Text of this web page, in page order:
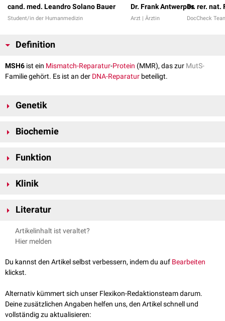
cand. med. Leandro Solano Bauer
Student/in der Humanmedizin
Dr. Frank Antwerpes
Arzt | Ärztin
Dr. rer. nat.
DocCheck
Definition
MSH6 ist ein Mismatch-Reparatur-Protein (MMR), das zur MutS-
Familie gehört. Es ist an der DNA-Reparatur beteiligt.
Genetik
und umfasst 19Exons
Biochemie
Domänen: eine Mismatch-Bindungsdomäne, eine Konnektordomäne
("clamp") und eine
Funktion
Mismatch-Reparaturkomplex
insbesondere Einzelbasenmismatches und kleine
Deletions­schleifen
mit weiteren Reparaturproteinen den Austausch des fehlerhaften DNA-
Abschnitts gegen eine korrekte DNA-Sequenz.
Klinik
Patienten mitLynch-Syndrom
Krankheitsbild beitragen. Darüber hinaus besteht eine Assoziation zu
hereditäremnicht-polypösem Darmkrebs
Literatur
Frederiksen et al. C
lassification of MSH6 Variants of Uncertain
Significance Using Functional Assays.
GeneCards – MSH6 Gene - MutS Homolog 6
, abgerufen am
22.08.2023
Artikelinhalt ist veraltet?
Hier melden
Du kannst den Artikel selbst verbessern, indem du auf Bearbeiten
klickst.
Alternativ kümmert sich unser Flexikon-Redaktionsteam darum.
Deine zusätzlichen Angaben helfen uns, den Artikel schnell und
vollständig zu aktualisieren: